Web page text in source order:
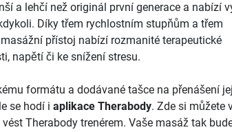
a lehčí než originál první generace a nabízí
Díky třem rychlostním stupňům a třem
přístoj nabízí rozmanité terapeutické
napětí či ke snížení stresu.
formátu a dodávané tašce na přenášení
se hodí i aplikace Therabody. Zde si můžete
Therabody trenérem. Vaše masáž tak